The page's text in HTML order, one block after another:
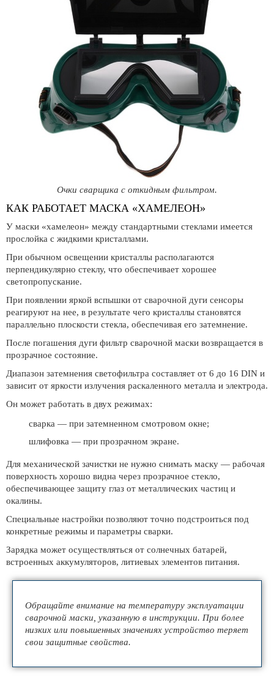
Очки сварщика с откидным фильтром.
КАК РАБОТАЕТ МАСКА «ХАМЕЛЕОН»
У маски «хамелеон» между стандартными стеклами имеется
прослойка с жидкими кристаллами.
При обычном освещении кристаллы располагаются
перпендикулярно стеклу, что обеспечивает хорошее
светопропускание.
При появлении яркой вспышки от сварочной дуги сенсоры
реагируют на нее, в результате чего кристаллы становятся
параллельно плоскости стекла, обеспечивая его затемнение.
После погашения дуги фильтр сварочной маски возвращается в
прозрачное состояние.
Диапазон затемнения светофильтра составляет от 6 до 16 DIN и
зависит от яркости излучения раскаленного металла и электрода.
Он может работать в двух режимах:
сварка — при затемненном смотровом окне;
шлифовка — при прозрачном экране.
Для механической зачистки не нужно снимать маску — рабочая
поверхность хорошо видна через прозрачное стекло,
обеспечивающее защиту глаз от металлических частиц и
окалины.
Специальные настройки позволяют точно подстроиться под
конкретные режимы и параметры сварки.
Зарядка может осуществляться от солнечных батарей,
встроенных аккумуляторов, литиевых элементов питания.
Обращайте внимание на температуру эксплуатации
сварочной маски, указанную в инструкции. При более
низких или повышенных значениях устройство теряет
свои защитные свойства.